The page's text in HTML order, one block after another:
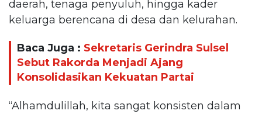
daerah, tenaga penyuluh, hingga kader
keluarga berencana di desa dan kelurahan.
Baca Juga : Sekretaris Gerindra Sulsel
Sebut Rakorda Menjadi Ajang
Konsolidasikan Kekuatan Partai
“Alhamdulillah, kita sangat konsisten dalam